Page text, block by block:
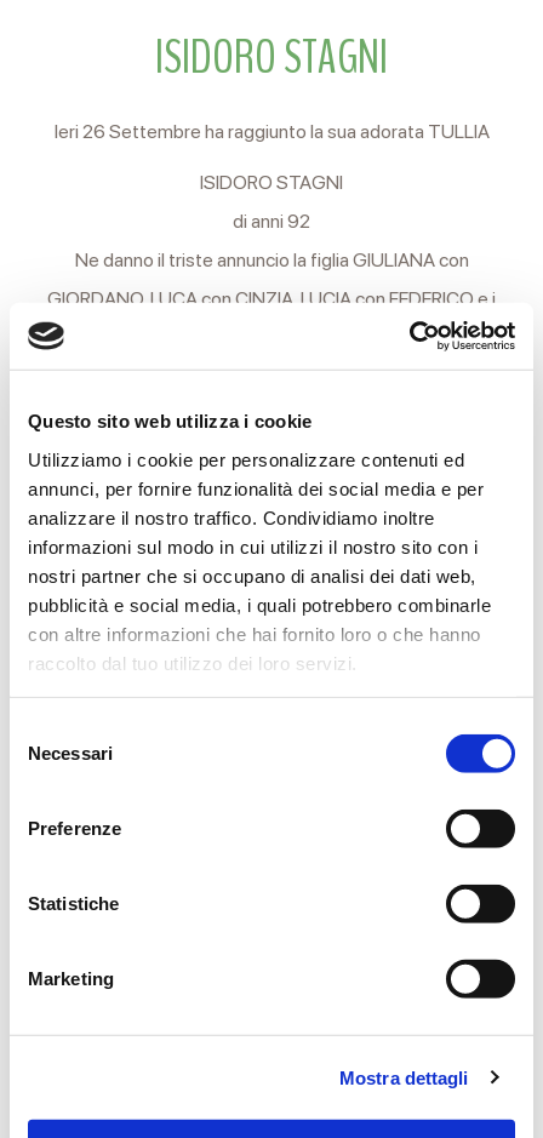
Questo sito web utilizza i cookie
Utilizziamo i cookie per personalizzare contenuti ed
annunci, per fornire funzionalità dei social media e per
analizzare il nostro traffico. Condividiamo inoltre
informazioni sul modo in cui utilizzi il nostro sito con i
nostri partner che si occupano di analisi dei dati web,
pubblicità e social media, i quali potrebbero combinarle
con altre informazioni che hai fornito loro o che hanno
raccolto dal tuo utilizzo dei loro servizi.
delNecessari
Preferenze
Statistiche
Marketing
Mostra dettagli
ISIDORO STAGNI
Ieri 26 Settembre ha raggiunto la sua adorata TULLIA
ISIDORO STAGNI
di anni 92
Ne danno il triste annuncio la figlia GIULIANA con
GIORDANO, LUCA con CINZIA, LUCIA con FEDERICO e i
dalla Casa Funeraria Reverberi in Via Terezin, 15 Reggio
Emilia per la Chiesa di S. Pietro Quinto al Mare in Genova, ove
alle ore 11.45 sarà celebrata la S. Messa.
Non fiori, ma opere di bene.
Si ringraziano anticipatamente coloro che interverranno alla
cerimonia.
Genova, 27 Settembre 2014
CONDIVIDI
Lascia ora un messaggio di vicinanza alla famiglia di ISIDORO.
Il tuo indirizzo email non sarà pubblicato.